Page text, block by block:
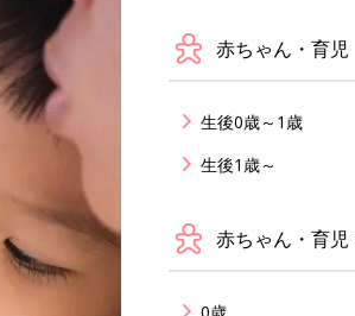
赤ちゃん・育児
生後0歳～1歳
生後1歳～
赤ちゃん・育児